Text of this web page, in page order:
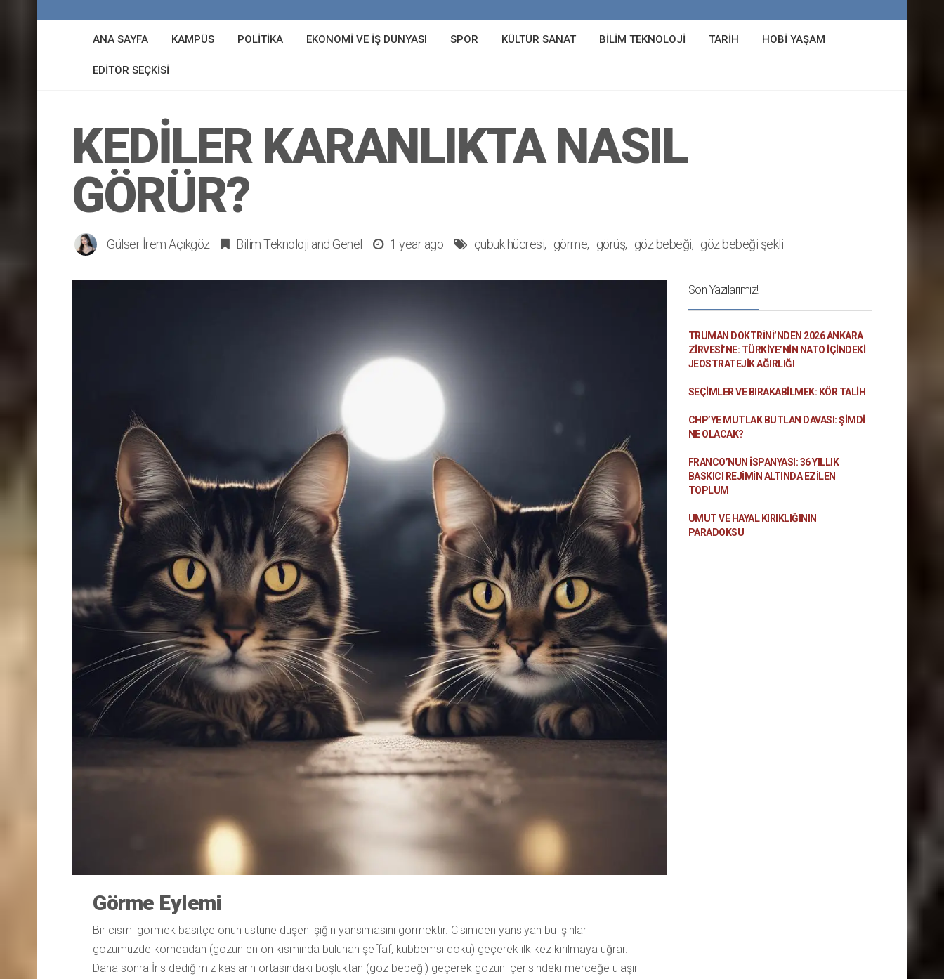
ANA SAYFA KAMPÜS POLITIKA EKONOMI VE İŞ DÜNYASI SPOR KÜLTÜR SANAT BILIM TEKNOLOJI TARIH HOBI YAŞAM
EDITÖR SEÇKISI
KEDILER KARANLIKTA NASIL
GÖRÜR?
Gülser İrem Açıkgöz Bilim Teknoloji and Genel 1 year ago çubuk hücresi görme görüş göz bebeği göz bebeği şekli
Görme Eylemi
Bir cismi görmek basitçe onun üstüne düşen ışığın yansımasını görmektir. Cisimden yansıyan bu ışınlar
gözümüzde korneadan (gözün en ön kısmında bulunan şeffaf, kubbemsi doku) geçerek ilk kez kırılmaya uğrar.
Daha sonra İris dediğimiz kasların ortasındaki boşluktan (göz bebeği) geçerek gözün içerisindeki merceğe ulaşır
Son Yazılarımız!
TRUMAN DOKTRINI’NDEN 2026 ANKARA
ZIRVESI’NE: TÜRKIYE’NIN NATO İÇINDEKI
JEOSTRATEJIK AĞIRLIĞI
SEÇIMLER VE BIRAKABILMEK: KÖR TALIH
CHP’YE MUTLAK BUTLAN DAVASI: ŞİMDİ
NE OLACAK?
FRANCO’NUN İSPANYASI: 36 YILLIK
BASKICI REJIMIN ALTINDA EZILEN
TOPLUM
UMUT VE HAYAL KIRIKLIĞININ
PARADOKSU